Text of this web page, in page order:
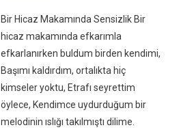
Bir Hicaz Makamında Sensizlik Bir
hicaz makamında efkarımla
efkarlanırken buldum birden kendimi,
Başımı kaldırdım, ortalıkta hiç
kimseler yoktu, Etrafı seyrettim
öylece, Kendimce uydurduğum bir
melodinin ıslığı takılmıştı dilime.